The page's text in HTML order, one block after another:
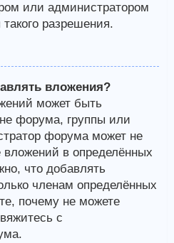
или администратором
разрешения.
вложения?
может быть
форума, группы или
форума может не
в определённых
что добавлять
членам определённых
почему не можете
с